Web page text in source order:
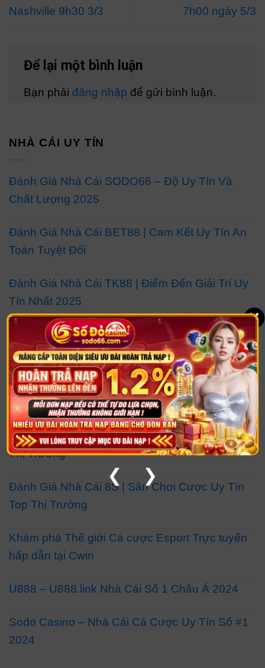
Nashville 9h30 3/3
7h00 ngày 5/3
Để lại một bình luận
Bạn phải đăng nhập để gửi bình luận.
NHÀ CÁI UY TÍN
Đánh Giá Nhà Cái SODO66 – Độ Uy Tín Và
Chất Lượng 2025
Đánh Giá Nhà Cái BET88 | Cam Kết Uy Tín An
Toàn Tuyệt Đối
Đánh Giá Nhà Cái TK88 | Điểm Đến Giải Trí Uy
Tín Nhất 2025
Đánh Giá Nhà Cái Pg88 Toàn Diện Uy Tín Và
Chất Lượng 2025
Đánh Giá Nhà Cái PG99 – Toàn Diện Uy Tín
Pháp Lý 2025
Đánh Giá Nhà Cái PG66 – Chi Tiết Uy Tín Top 1
Thị Trường
Đánh Giá Nhà Cái 8S | Sân Chơi Cược Uy Tín
Top Thị Trường
Khám phá Thế giới Cá cược Esport Trực tuyến
hấp dẫn tại Cwin
U888 – U888.link Nhà Cái Số 1 Châu Á 2024
Sodo Casino – Nhà Cái Cá Cược Uy Tín Số #1
2024
×
❮ ❯